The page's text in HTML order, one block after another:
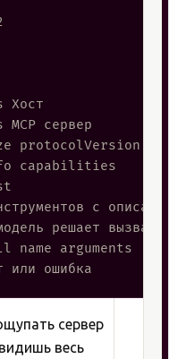
Хост
MCP сервер
protocolVersion
capabilities
с
решает вызвать
name arguments
сервер
весь